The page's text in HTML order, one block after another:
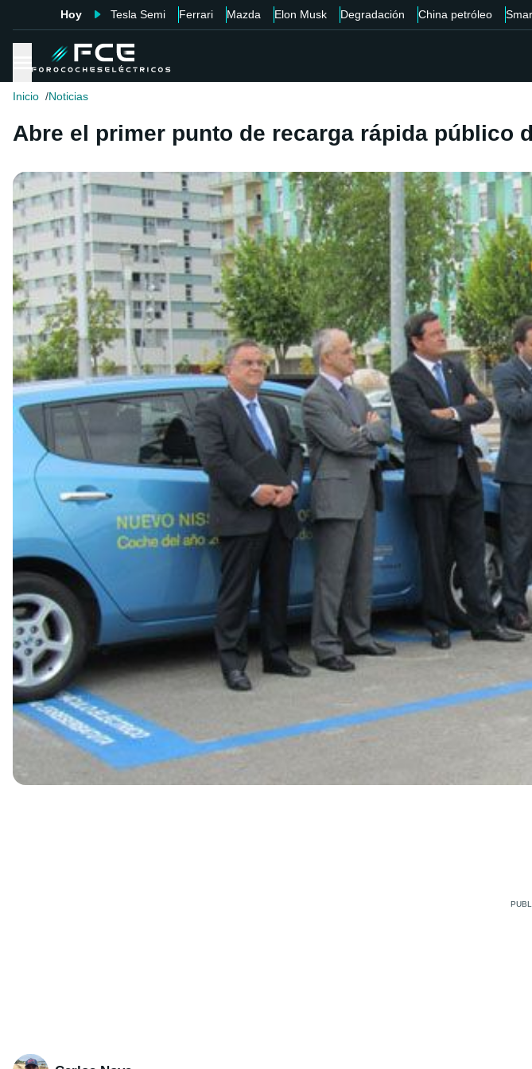
Hoy Tesla Semi Ferrari Mazda Elon Musk Degradación China petróleo
Inicio Noticias
Abre el primer punto de recarga rápida público